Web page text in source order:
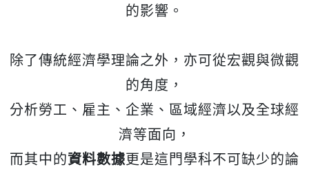
的影響。
除了傳統經濟學理論之外，亦可從宏觀與微觀
的角度，
分析勞工、雇主、企業、區域經濟以及全球經
濟等面向，
而其中的資料數據更是這門學科不可缺少的論